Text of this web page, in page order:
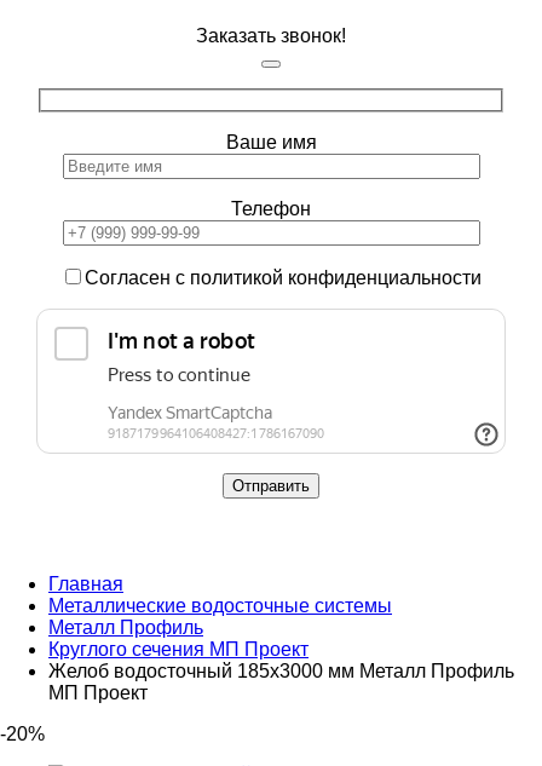
Заказать звонок!
Ваше имя
Телефон
Согласен с политикой конфиденциальности
Главная
Металлические водосточные системы
Металл Профиль
Круглого сечения МП Проект
Желоб водосточный 185х3000 мм Металл Профиль
МП Проект
-20%